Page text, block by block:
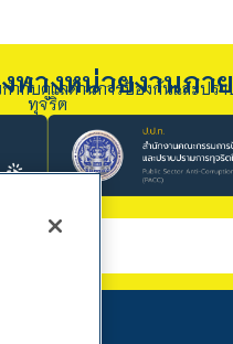
ทางหน่วยงานภา
ำกับดูแลด้านการป้องกันและปรา
ทุจริต